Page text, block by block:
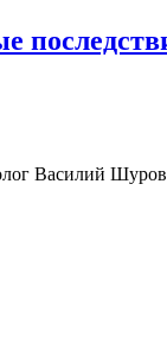
Василий